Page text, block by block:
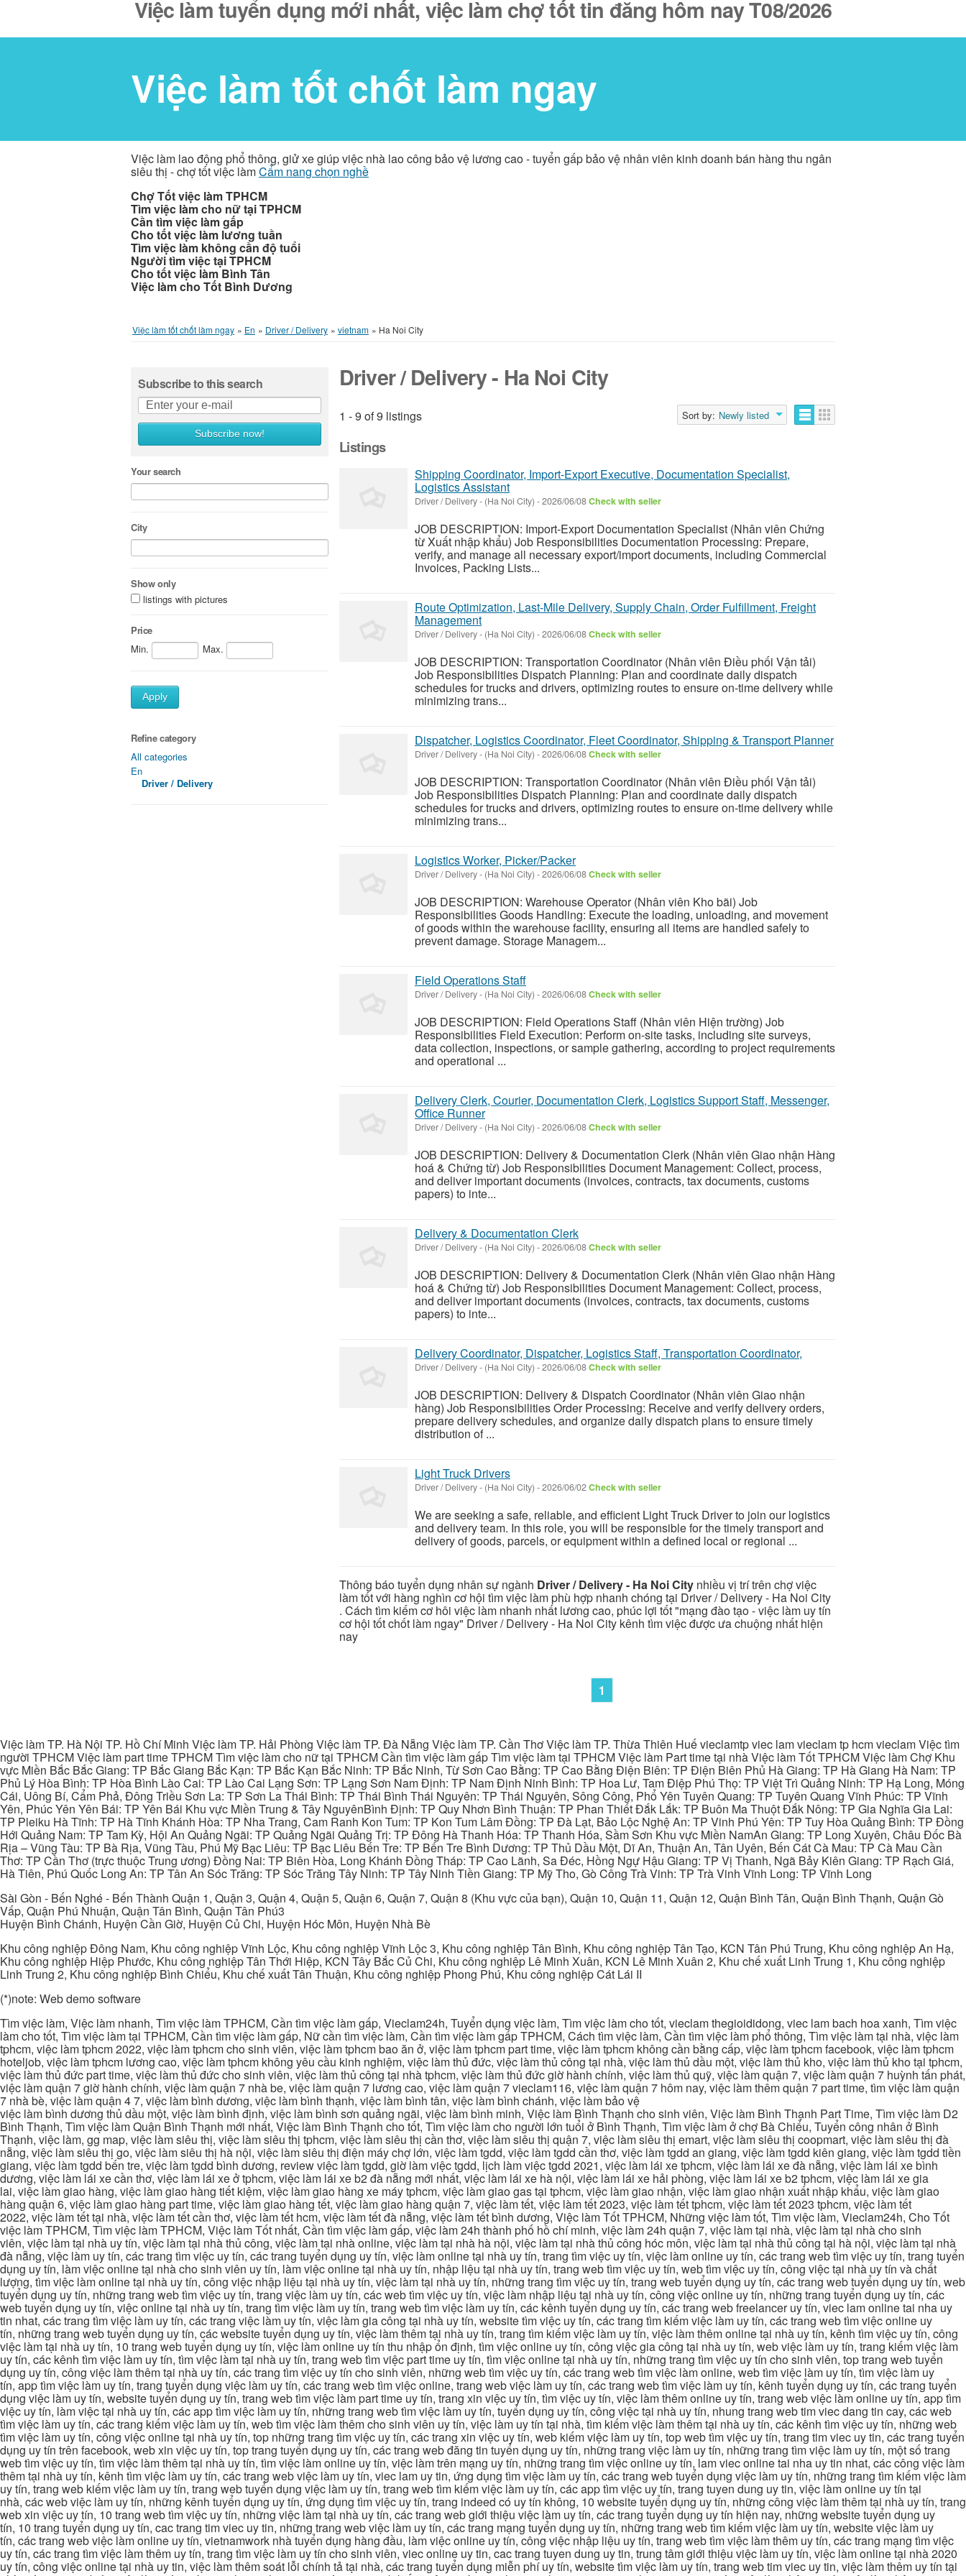
Việc làm tuyển dụng mới nhất, việc làm chợ tốt tin đăng hôm nay T08/2026
Việc làm tốt chốt làm ngay
Việc làm lao động phổ thông, giử xe giúp việc nhà lao công bảo vệ lương cao - tuyển gấp bảo vệ nhân viên kinh doanh bán hàng thu ngân
siêu thị - chợ tốt việc làmCẩm nang chọn nghề
Chợ Tốt việc làm TPHCM
Tìm việc làm cho nữ tại TPHCM
Cần tìm việc làm gấp
Cho tốt việc làm lương tuần
Tìm việc làm không cần độ tuổi
Người tìm việc tại TPHCM
Cho tốt việc làm Bình Tân
Việc làm cho Tốt Bình Dương
Việc làm tốt chốt làm ngay » En » Driver / Delivery » vietnam » Ha Noi City
Subscribe to this search
Subscribe now!
Your search
City
Show only
listings with pictures
Price
Min.
Max.
Apply
Refine category
All categories
En
Driver / Delivery
Driver / Delivery - Ha Noi City
1 - 9 of 9 listings Sort by: Newly listed
Listings
Shipping Coordinator, Import-Export Executive, Documentation Specialist,
Logistics Assistant
Driver / Delivery- (Ha Noi City) -2026/06/08Check with seller
JOB DESCRIPTION: Import-Export Documentation Specialist (Nhân viên Chứng
từ Xuất nhập khẩu) Job Responsibilities Documentation Processing: Prepare,
verify, and manage all necessary export/import documents, including Commercial
Invoices, Packing Lists...
Route Optimization, Last-Mile Delivery, Supply Chain, Order Fulfillment, Freight
Management
Driver / Delivery- (Ha Noi City) -2026/06/08Check with seller
JOB DESCRIPTION: Transportation Coordinator (Nhân viên Điều phối Vận tải)
Job Responsibilities Dispatch Planning: Plan and coordinate daily dispatch
schedules for trucks and drivers, optimizing routes to ensure on-time delivery while
minimizing trans...
Dispatcher, Logistics Coordinator, Fleet Coordinator, Shipping & Transport Planner
Driver / Delivery- (Ha Noi City) -2026/06/08Check with seller
JOB DESCRIPTION: Transportation Coordinator (Nhân viên Điều phối Vận tải)
Job Responsibilities Dispatch Planning: Plan and coordinate daily dispatch
schedules for trucks and drivers, optimizing routes to ensure on-time delivery while
minimizing trans...
Logistics Worker, Picker/Packer
Driver / Delivery- (Ha Noi City) -2026/06/08Check with seller
JOB DESCRIPTION: Warehouse Operator (Nhân viên Kho bãi) Job
Responsibilities Goods Handling: Execute the loading, unloading, and movement
of goods within the warehouse facility, ensuring all items are handled safely to
prevent damage. Storage Managem...
Field Operations Staff
Driver / Delivery- (Ha Noi City) -2026/06/08Check with seller
JOB DESCRIPTION: Field Operations Staff (Nhân viên Hiện trường) Job
Responsibilities Field Execution: Perform on-site tasks, including site surveys,
data collection, inspections, or sample gathering, according to project requirements
and operational ...
Delivery Clerk, Courier, Documentation Clerk, Logistics Support Staff, Messenger,
Office Runner
Driver / Delivery- (Ha Noi City) -2026/06/08Check with seller
JOB DESCRIPTION: Delivery & Documentation Clerk (Nhân viên Giao nhận Hàng
hoá & Chứng từ) Job Responsibilities Document Management: Collect, process,
and deliver important documents (invoices, contracts, tax documents, customs
papers) to inte...
Delivery & Documentation Clerk
Driver / Delivery- (Ha Noi City) -2026/06/08Check with seller
JOB DESCRIPTION: Delivery & Documentation Clerk (Nhân viên Giao nhận Hàng
hoá & Chứng từ) Job Responsibilities Document Management: Collect, process,
and deliver important documents (invoices, contracts, tax documents, customs
papers) to inte...
Delivery Coordinator, Dispatcher, Logistics Staff, Transportation Coordinator,
Driver / Delivery- (Ha Noi City) -2026/06/08Check with seller
JOB DESCRIPTION: Delivery & Dispatch Coordinator (Nhân viên Giao nhận
hàng) Job Responsibilities Order Processing: Receive and verify delivery orders,
prepare delivery schedules, and organize daily dispatch plans to ensure timely
distribution of ...
Light Truck Drivers
Driver / Delivery- (Ha Noi City) -2026/06/02Check with seller
We are seeking a safe, reliable, and efficient Light Truck Driver to join our logistics
and delivery team. In this role, you will be responsible for the timely transport and
delivery of goods, parcels, or equipment within a defined local or regional ...
Thông báo tuyển dụng nhân sự ngành Driver / Delivery - Ha Noi City nhiều vị trí trên chợ việc
làm tốt với hàng nghìn cơ hội tìm việc làm phù hợp nhanh chóng tại Driver / Delivery - Ha Noi City
. Cách tìm kiếm cơ hôi việc làm nhanh nhất lương cao, phúc lợi tốt "mạng đào tạo - việc làm uy tín
cơ hội tốt chốt làm ngay" Driver / Delivery - Ha Noi City kênh tìm việc được ưa chuộng nhất hiện
nay
1
Việc làm TP. Hà Nội TP. Hồ Chí Minh Việc làm TP. Hải Phòng Việc làm TP. Đà Nẵng Việc làm TP. Cần Thơ Việc làm TP. Thừa Thiên Huế vieclamtp viec lam vieclam tp hcm vieclam Việc tìm
người TPHCM Việc làm part time TPHCM Tìm việc làm cho nữ tại TPHCM Cần tìm việc làm gấp Tìm việc làm tại TPHCM Việc làm Part time tại nhà Việc làm Tốt TPHCM Việc làm Chợ Khu
vực Miền Bắc Bắc Giang: TP Bắc Giang Bắc Kạn: TP Bắc Kạn Bắc Ninh: TP Bắc Ninh, Từ Sơn Cao Bằng: TP Cao Bằng Điện Biên: TP Điện Biên Phủ Hà Giang: TP Hà Giang Hà Nam: TP
Phủ Lý Hòa Bình: TP Hòa Bình Lào Cai: TP Lào Cai Lạng Sơn: TP Lạng Sơn Nam Định: TP Nam Định Ninh Bình: TP Hoa Lư, Tam Điệp Phú Thọ: TP Việt Trì Quảng Ninh: TP Hạ Long, Móng
Cái, Uông Bí, Cẩm Phả, Đông Triều Sơn La: TP Sơn La Thái Bình: TP Thái Bình Thái Nguyên: TP Thái Nguyên, Sông Công, Phổ Yên Tuyên Quang: TP Tuyên Quang Vĩnh Phúc: TP Vĩnh
Yên, Phúc Yên Yên Bái: TP Yên Bái Khu vực Miền Trung & Tây NguyênBình Định: TP Quy Nhơn Bình Thuận: TP Phan Thiết Đắk Lắk: TP Buôn Ma Thuột Đắk Nông: TP Gia Nghĩa Gia Lai:
TP Pleiku Hà Tĩnh: TP Hà Tĩnh Khánh Hòa: TP Nha Trang, Cam Ranh Kon Tum: TP Kon Tum Lâm Đồng: TP Đà Lạt, Bảo Lộc Nghệ An: TP Vinh Phú Yên: TP Tuy Hòa Quảng Bình: TP Đồng
Hới Quảng Nam: TP Tam Kỳ, Hội An Quảng Ngãi: TP Quảng Ngãi Quảng Trị: TP Đông Hà Thanh Hóa: TP Thanh Hóa, Sầm Sơn Khu vực Miền NamAn Giang: TP Long Xuyên, Châu Đốc Bà
Rịa – Vũng Tàu: TP Bà Rịa, Vũng Tàu, Phú Mỹ Bạc Liêu: TP Bạc Liêu Bến Tre: TP Bến Tre Bình Dương: TP Thủ Dầu Một, Dĩ An, Thuận An, Tân Uyên, Bến Cát Cà Mau: TP Cà Mau Cần
Thơ: TP Cần Thơ (trực thuộc Trung ương) Đồng Nai: TP Biên Hòa, Long Khánh Đồng Tháp: TP Cao Lãnh, Sa Đéc, Hồng Ngự Hậu Giang: TP Vị Thanh, Ngã Bảy Kiên Giang: TP Rạch Giá,
Hà Tiên, Phú Quốc Long An: TP Tân An Sóc Trăng: TP Sóc Trăng Tây Ninh: TP Tây Ninh Tiền Giang: TP Mỹ Tho, Gò Công Trà Vinh: TP Trà Vinh Vĩnh Long: TP Vĩnh Long
Sài Gòn - Bến Nghé - Bến Thành Quận 1, Quận 3, Quận 4, Quận 5, Quận 6, Quận 7, Quận 8 (Khu vực của bạn), Quận 10, Quận 11, Quận 12, Quận Bình Tân, Quận Bình Thạnh, Quận Gò
Vấp, Quận Phú Nhuận, Quận Tân Bình, Quận Tân Phú3
Huyện Bình Chánh, Huyện Cần Giờ, Huyện Củ Chi, Huyện Hóc Môn, Huyện Nhà Bè
Khu công nghiệp Đông Nam, Khu công nghiệp Vĩnh Lộc, Khu công nghiệp Vĩnh Lộc 3, Khu công nghiệp Tân Bình, Khu công nghiệp Tân Tạo, KCN Tân Phú Trung, Khu công nghiệp An Hạ,
Khu công nghiệp Hiệp Phước, Khu công nghiệp Tân Thới Hiệp, KCN Tây Bắc Củ Chi, Khu công nghiệp Lê Minh Xuân, KCN Lê Minh Xuân 2, Khu chế xuất Linh Trung 1, Khu công nghiệp
Linh Trung 2, Khu công nghiệp Bình Chiểu, Khu chế xuất Tân Thuận, Khu công nghiệp Phong Phú, Khu công nghiệp Cát Lái II
(*)note: Web demo software
Tìm việc làm, Việc làm nhanh, Tìm việc làm TPHCM, Cần tìm việc làm gấp, Vieclam24h, Tuyển dụng việc làm, Tìm việc làm cho tốt, vieclam thegioididong, viec lam bach hoa xanh, Tìm việc
làm cho tốt, Tìm việc làm tại TPHCM, Cần tìm việc làm gấp, Nữ cần tìm việc làm, Cần tìm việc làm gấp TPHCM, Cách tìm việc làm, Cần tìm việc làm phổ thông, Tìm việc làm tại nhà, việc làm
tphcm, việc làm tphcm 2022, việc làm tphcm cho sinh viên, việc làm tphcm bao ăn ở, việc làm tphcm part time, việc làm tphcm không cần bằng cấp, việc làm tphcm facebook, việc làm tphcm
hoteljob, việc làm tphcm lương cao, việc làm tphcm không yêu cầu kinh nghiệm, việc làm thủ đức, việc làm thủ công tại nhà, việc làm thủ dầu một, việc làm thủ kho, việc làm thủ kho tại tphcm,
việc làm thủ đức part time, việc làm thủ đức cho sinh viên, việc làm thủ công tại nhà tphcm, việc làm thủ đức giờ hành chính, việc làm thủ quỹ, việc làm quận 7, việc làm quận 7 huỳnh tấn phát,
việc làm quận 7 giờ hành chính, việc làm quận 7 nhà be, việc làm quận 7 lương cao, việc làm quận 7 vieclam116, việc làm quận 7 hôm nay, việc làm thêm quận 7 part time, tìm việc làm quận
7 nhà bè, việc làm quận 4 7, việc làm bình dương, việc làm bình thạnh, việc làm bình tân, việc làm bình chánh, việc làm bảo vệ
việc làm bình dương thủ dầu một, việc làm bình định, việc làm bình sơn quảng ngãi, việc làm bình minh, Việc làm Bình Thạnh cho sinh viên, Việc làm Bình Thạnh Part Time, Tìm việc làm D2
Bình Thạnh, Tìm việc làm Quận Bình Thạnh mới nhất, Việc làm Bình Thạnh cho tốt, Tìm việc làm cho người lớn tuổi ở Bình Thạnh, Tìm việc làm ở chợ Bà Chiểu, Tuyển công nhân ở Bình
Thạnh, việc làm, gg map, việc làm siêu thị, việc làm siêu thị tphcm, việc làm siêu thị cần thơ, việc làm siêu thị quận 7, việc làm siêu thị emart, việc làm siêu thị coopmart, việc làm siêu thị đà
nẵng, việc làm siêu thị go, việc làm siêu thị hà nội, việc làm siêu thị điện máy chợ lớn, việc làm tgdd, việc làm tgdd cần thơ, việc làm tgdd an giang, việc làm tgdd kiên giang, việc làm tgdd tiền
giang, việc làm tgdd bến tre, việc làm tgdd bình dương, review việc làm tgdd, giờ làm việc tgdd, lịch làm việc tgdd 2021, việc làm lái xe tphcm, việc làm lái xe đà nẵng, việc làm lái xe bình
dương, việc làm lái xe cần thơ, việc làm lái xe ở tphcm, việc làm lái xe b2 đà nẵng mới nhất, việc làm lái xe hà nội, việc làm lái xe hải phòng, việc làm lái xe b2 tphcm, việc làm lái xe gia
lai, việc làm giao hàng, việc làm giao hàng tiết kiệm, việc làm giao hàng xe máy tphcm, việc làm giao gas tại tphcm, việc làm giao nhận, việc làm giao nhận xuất nhập khẩu, việc làm giao
hàng quận 6, việc làm giao hàng part time, việc làm giao hàng tết, việc làm giao hàng quận 7, việc làm tết, việc làm tết 2023, việc làm tết tphcm, việc làm tết 2023 tphcm, việc làm tết
2022, việc làm tết tại nhà, việc làm tết cần thơ, việc làm tết hcm, việc làm tết đà nẵng, việc làm tết bình dương, Việc làm Tốt TPHCM, Những việc làm tốt, Tìm việc làm, Vieclam24h, Cho Tốt
việc làm TPHCM, Tìm việc làm TPHCM, Việc làm Tốt nhất, Cần tìm việc làm gấp, việc làm 24h thành phố hồ chí minh, việc làm 24h quận 7, việc làm tại nhà, việc làm tại nhà cho sinh
viên, việc làm tại nhà uy tín, việc làm tại nhà thủ công, việc làm tại nhà online, việc làm tại nhà hà nội, việc làm tại nhà thủ công hóc môn, việc làm tại nhà thủ công tại hà nội, việc làm tại nhà
đà nẵng, việc làm uy tín, các trang tìm việc uy tín, các trang tuyển dụng uy tín, việc làm online tại nhà uy tín, trang tìm việc uy tín, việc làm online uy tín, các trang web tìm việc uy tín, trang tuyển
dụng uy tín, làm việc online tại nhà cho sinh viên uy tín, làm việc online tại nhà uy tín, nhập liệu tại nhà uy tín, trang web tìm việc uy tín, web tìm việc uy tín, công việc tại nhà uy tín và chất
lượng, tìm việc làm online tại nhà uy tín, công việc nhập liệu tại nhà uy tín, việc làm tại nhà uy tín, những trang tìm việc uy tín, trang web tuyển dụng uy tín, các trang web tuyển dụng uy tín, web
tuyển dụng uy tín, những trang web tìm việc uy tín, trang việc làm uy tín, các web tìm việc uy tín, việc làm nhập liệu tại nhà uy tín, công việc online uy tín, những trang tuyển dụng uy tín, các
web tuyển dụng uy tín, việc online tại nhà uy tín, trang tìm việc làm uy tín, trang web tìm việc làm uy tín, các kênh tuyển dụng uy tín, các trang web freelancer uy tín, viec lam online tai nha uy
tin nhat, các trang tìm việc làm uy tín, các trang việc làm uy tín, việc làm gia công tại nhà uy tín, website tìm việc uy tín, các trang tìm kiếm việc làm uy tín, các trang web tìm việc online uy
tín, những trang web tuyển dụng uy tín, các website tuyển dụng uy tín, việc làm thêm tại nhà uy tín, trang tìm kiếm việc làm uy tín, việc làm thêm online tại nhà uy tín, kênh tìm việc uy tín, công
việc làm tại nhà uy tín, 10 trang web tuyển dụng uy tín, việc làm online uy tín thu nhập ổn định, tìm việc online uy tín, công việc gia công tại nhà uy tín, web việc làm uy tín, trang kiếm việc làm
uy tín, các kênh tìm việc làm uy tín, tìm việc làm tại nhà uy tín, trang web tìm việc part time uy tín, tìm việc online tại nhà uy tín, những trang tìm việc uy tín cho sinh viên, top trang web tuyển
dụng uy tín, công việc làm thêm tại nhà uy tín, các trang tìm việc uy tín cho sinh viên, những web tìm việc uy tín, các trang web tìm việc làm online, web tìm việc làm uy tín, tìm việc làm uy
tín, app tìm việc làm uy tín, trang tuyển dụng việc làm uy tín, các trang web tìm việc online, trang web việc làm uy tín, các trang web tìm việc làm uy tín, kênh tuyển dụng uy tín, các trang tuyển
dụng việc làm uy tín, website tuyển dụng uy tín, trang web tìm việc làm part time uy tín, trang xin việc uy tín, tìm việc uy tín, việc làm thêm online uy tín, trang web việc làm online uy tín, app tìm
việc uy tín, làm việc tại nhà uy tín, các app tìm việc làm uy tín, những trang web tìm việc làm uy tín, tuyển dụng uy tín, công việc tại nhà uy tín, nhung trang web tim viec dang tin cay, các web
tìm việc làm uy tín, các trang kiếm việc làm uy tín, web tìm việc làm thêm cho sinh viên uy tín, việc làm uy tín tại nhà, tìm kiếm việc làm thêm tại nhà uy tín, các kênh tìm việc uy tín, những web
tìm việc làm uy tín, công việc online tại nhà uy tín, top những trang tìm việc uy tín, các trang xin việc uy tín, web kiếm việc làm uy tín, top web tìm việc uy tín, trang tim viec uy tin, các trang tuyển
dụng uy tín trên facebook, web xin việc uy tín, top trang tuyển dụng uy tín, các trang web đăng tin tuyển dụng uy tín, những trang việc làm uy tín, những trang tìm việc làm uy tín, một số trang
web tìm việc uy tín, tìm việc làm thêm tại nhà uy tín, tìm việc làm online uy tín, việc làm trên mạng uy tín, những trang tìm việc online uy tín, lam viec online tai nha uy tin nhat, các công việc làm
thêm tại nhà uy tín, kênh tìm việc làm uy tín, các trang web việc làm uy tín, viec lam uy tin, ứng dụng tìm việc làm uy tín, các trang web tuyển dụng việc làm uy tín, những trang tìm kiếm việc làm
uy tín, trang web kiếm việc làm uy tín, trang web tuyển dụng việc làm uy tín, trang web tìm kiếm việc làm uy tín, các app tìm việc uy tín, trang tuyen dung uy tin, việc làm online uy tín tại
nhà, các web việc làm uy tín, những kênh tuyển dụng uy tín, ứng dụng tìm việc uy tín, trang indeed có uy tín không, 10 website tuyển dụng uy tín, những công việc làm thêm tại nhà uy tín, trang
web xin việc uy tín, 10 trang web tìm việc uy tín, những việc làm tại nhà uy tín, các trang web giới thiệu việc làm uy tín, các trang tuyển dụng uy tín hiện nay, những website tuyển dụng uy
tín, 10 trang tuyển dụng uy tín, cac trang tim viec uy tin, những trang web việc làm uy tín, các trang mạng tuyển dụng uy tín, những trang web tìm kiếm việc làm uy tín, website việc làm uy
tín, các trang web việc làm online uy tín, vietnamwork nhà tuyển dụng hàng đầu, làm việc online uy tín, công việc nhập liệu uy tín, trang web tìm việc làm thêm uy tín, các trang mạng tìm việc
uy tín, các trang tìm việc làm thêm uy tín, trang tìm việc làm uy tín cho sinh viên, viec online uy tin, cac trang tuyen dung uy tin, trung tâm giới thiệu việc làm uy tín, việc làm online tại nhà 2020
uy tín, công việc online tại nhà uy tin, việc làm thêm soát lỗi chính tả tại nhà, các trang tuyển dụng miễn phí uy tín, website tìm việc làm uy tín, trang web tim viec uy tin, việc làm thêm uy tín tại